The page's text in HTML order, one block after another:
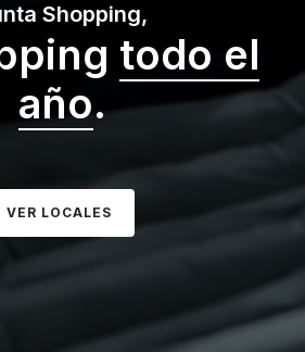
Shopping,
todo el
año.
VER LOCALES